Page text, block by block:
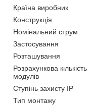
Країна виробник
Конструкція
Номінальний струм
Застосування
Розташування
Розрахункова кількість
модулів
Ступінь захисту IP
Тип монтажу